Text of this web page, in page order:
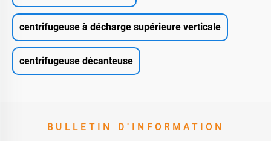
centrifugeuse à décharge supérieure verticale
centrifugeuse décanteuse
BULLETIN D'INFORMATION